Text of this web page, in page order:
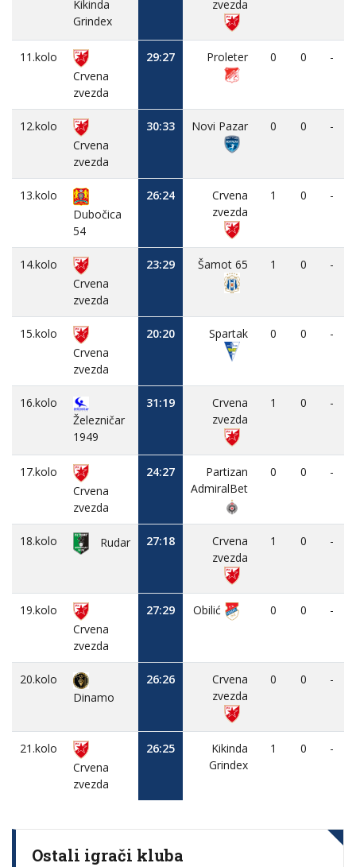
Kikinda
Grindex
zvezda
11.kolo
Crvena
zvezda
29:27 Proleter 0 0 -
12.kolo
Crvena
zvezda
30:33 Novi Pazar 0 0 -
13.kolo
Dubočica
54
26:24
Crvena
zvezda
1 0 -
14.kolo
Crvena
zvezda
23:29 Šamot 65 1 0 -
15.kolo
Crvena
zvezda
20:20 Spartak 0 0 -
16.kolo
Železničar
1949
31:19
Crvena
zvezda
1 0 -
17.kolo
Crvena
zvezda
24:27
Partizan
AdmiralBet
0 0 -
18.kolo Rudar 27:18
Crvena
zvezda
1 0 -
19.kolo
Crvena
zvezda
27:29 Obilić 0 0 -
20.kolo
Dinamo
26:26
Crvena
zvezda
0 0 -
21.kolo
Crvena
zvezda
26:25
Kikinda
Grindex
1 0 -
Ostali igrači kluba